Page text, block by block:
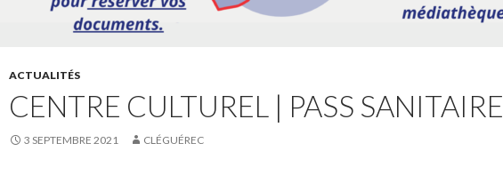
ACTUALITÉS
CENTRE CULTUREL | PASS SANITAIRE
3 SEPTEMBRE 2021 CLÉGUÉREC